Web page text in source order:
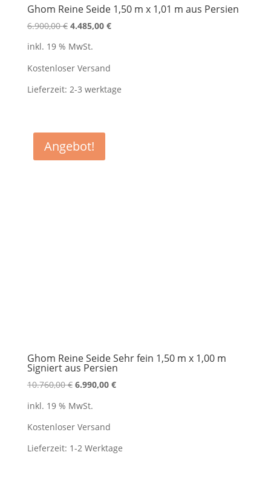
Ghom Reine Seide 1,50 m x 1,01 m aus Persien
6.900,00€ Ursprünglicher
war:
6.900,00 €
4.485,00 €Aktueller
inkl. 19 % MwSt.
Kostenloser Versand
Lieferzeit: 2-3 werktage
Angebot!
Ghom Reine Seide Sehr fein 1,50 m x 1,00 m
Signiert aus Persien
10.760,00€ Ursprünglicher
war:
10.760,00 €
6.990,00 €Aktueller
inkl. 19 % MwSt.
Kostenloser Versand
Lieferzeit: 1-2 Werktage